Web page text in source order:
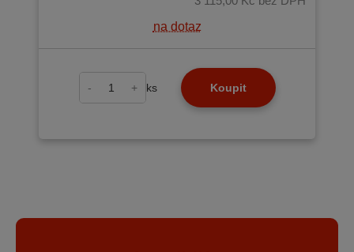
na dotaz
- + ks Koupit